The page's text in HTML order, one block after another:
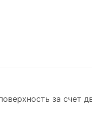
за счет